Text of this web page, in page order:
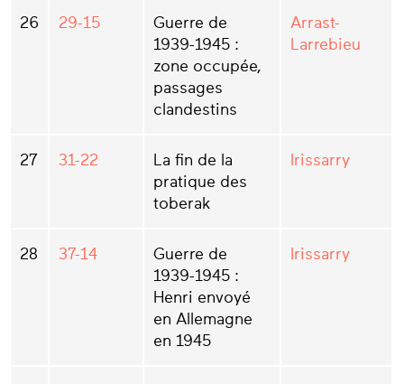
26 29-15
Guerre de
1939-1945 :
zone occupée,
passages
clandestins
Arrast-
Larrebieu
27 31-22
La fin de la
pratique des
toberak
Irissarry
28 37-14
Guerre de
1939-1945 :
Henri envoyé
en Allemagne
en 1945
Irissarry